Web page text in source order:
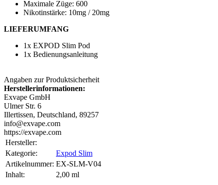
Maximale Züge: 600
Nikotinstärke: 10mg / 20mg
LIEFERUMFANG
1x EXPOD Slim Pod
1x Bedienungsanleitung
Angaben zur Produktsicherheit
Herstellerinformationen:
Exvape GmbH
Ulmer Str. 6
Illertissen, Deutschland, 89257
info@exvape.com
https://exvape.com
Hersteller:
Kategorie:
Expod Slim
Artikelnummer: EX-SLM-V04
Inhalt‍:
2,00 ml